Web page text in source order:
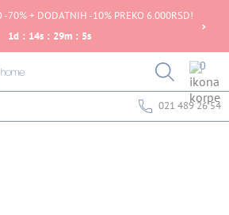
-70% + DODATNIH -10% PREKO 6.000RSD!
1d : 14s : 29m : 5s
0
021 489 26 54